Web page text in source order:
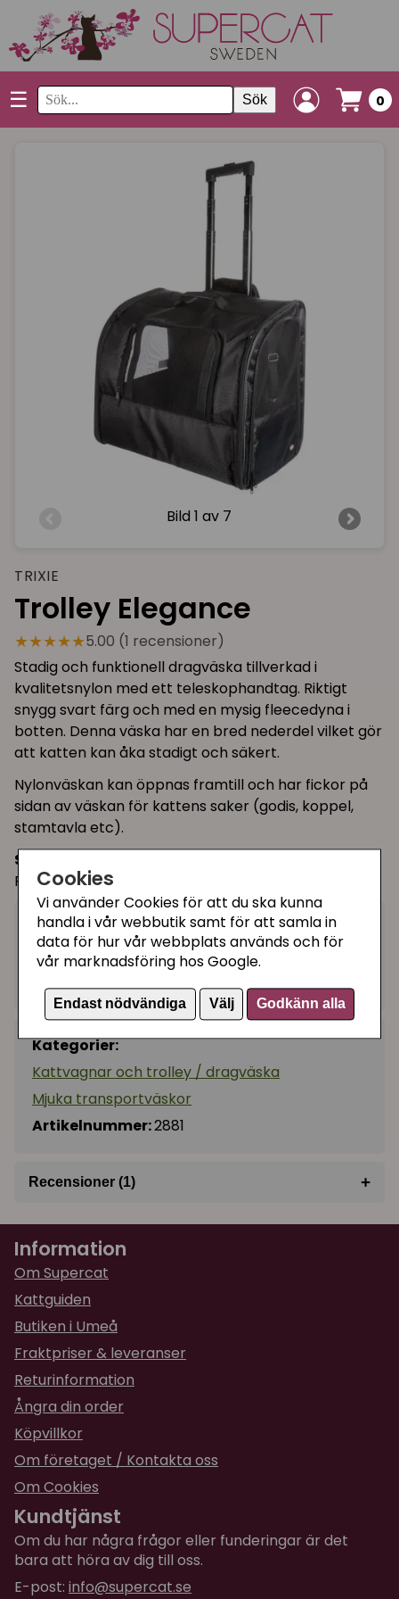
Cookies
Vi använder Cookies för att du ska kunna
handla i vår webbutik samt för att samla in
data för hur vår webbplats används och för
vår marknadsföring hos Google.
Endast nödvändiga Välj Godkänn alla
☰ Sök 0
Bild1 av 7
TRIXIE
Trolley Elegance
★★★★★5.00 (1 recensioner)
Stadig och funktionell dragväska tillverkad i
kvalitetsnylon med ett teleskophandtag. Riktigt
snygg svart färg och med en mysig fleecedyna i
botten. Denna väska har en bred nederdel vilket gör
att katten kan åka stadigt och säkert.
Nylonväskan kan öppnas framtill och har fickor på
sidan av väskan för kattens saker (godis, koppel,
stamtavla etc).
Storlek:
Rekommenderas för katter upp till 10 kg
959 kr − + Köp
Kategorier:
Kattvagnar och trolley / dragväska
Mjuka transportväskor
Artikelnummer:2881
Recensioner (1) +
Anita
för 2 år sedan
★★★★★
En välgjord, funktionell väska!
Information
Om Supercat
Kattguiden
Butiken i Umeå
Fraktpriser & leveranser
Returinformation
Ångra din order
Köpvillkor
Om företaget / Kontakta oss
Om Cookies
Kundtjänst
Om du har några frågor eller funderingar är det
bara att höra av dig till oss.
E-post: info@supercat.se